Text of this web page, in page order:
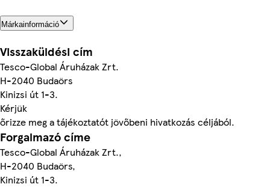
Márkainformáció
Visszaküldési cím
Tesco-Global Áruházak Zrt.
H-2040 Budaörs
Kinizsi út 1-3.
Kérjük
őrizze meg a tájékoztatót jövőbeni hivatkozás céljából.
Forgalmazó címe
Tesco-Global Áruházak Zrt.,
H-2040 Budaörs,
Kinizsi út 1-3.